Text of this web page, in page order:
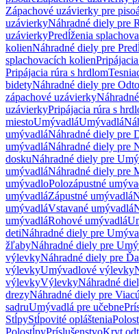
Zápachové uzávierky pre
uzávierkyNáhradné diely pre
uzávierkyPredĺženia
kolienNáhradné diely pre
splachovacích kolien
Pripájacia rúra s hrdlom
bidetyNáhradné diely pre
zápachové uzávierky
uzávierkyPripájacia rúra s
miestoUmývadláUmývadlá
umývadláNáhradné diely pre
umývadláNáhradné diely pre
doskuNáhradné diely pre
umývadláNáhradné diely pre
umývadloPolozápustné
umývadláZápustné umývadlá
umývadláVstavané umývadlá
umývadláRohové umývadlá
detiNáhradné diely pre
žľabyNáhradné diely pre
výlevkyNáhradné diely pre
výlevkyUmývadlové výlevky
výlevkyVýlevkyNáhradné
drezyNáhradné diely pre
sadruUmývadlá pre učebne
StĺpyStĺpovité opláštenia
PolostĺpyPríslušenstvoKryt